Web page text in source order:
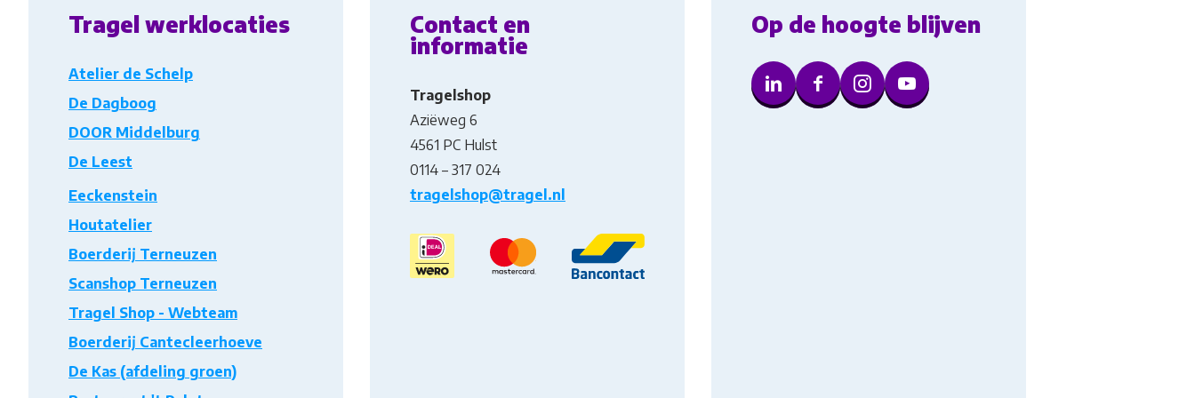
Tragel werklocaties
Atelier de Schelp
De Dagboog
DOOR Middelburg
De Leest
Eeckenstein
Houtatelier
Boerderij Terneuzen
Scanshop Terneuzen
Tragel Shop - Webteam
Boerderij Cantecleerhoeve
De Kas (afdeling groen)
Contact en
informatie
Tragelshop
Aziëweg 6
4561 PC Hulst
0114 – 317 024
tragelshop@tragel.nl
Op de hoogte blijven